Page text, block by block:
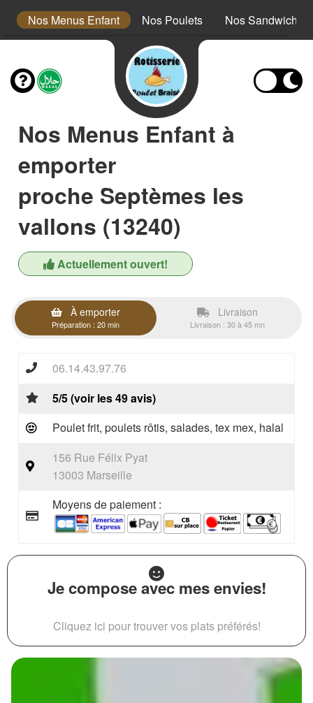
Nos Menus Enfant Nos Poulets Nos Sandwichs
Nos Menus Enfant à
emporter
proche Septèmes les
vallons (13240)
Actuellement ouvert!
À emporter
Préparation : 20 min
Livraison
Livraison : 30 à 45 mn
06.14.43.97.76
5/5 (voir les 49 avis)
Poulet frit, poulets rôtis, salades, tex mex, halal
156 Rue Félix Pyat
13003 Marseille
Moyens de paiement :
Je compose avec mes envies!
Cliquez ici pour trouver vos plats préférés!